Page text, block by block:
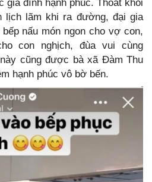
gia đình hạnh phúc. Thoát khỏi
lịch lãm khi ra đường, đại gia
nấu món ngon cho vợ con,
con nghịch, đùa vui cùng
cũng được bà xã Đàm Thu
hạnh phúc vô bờ bến.